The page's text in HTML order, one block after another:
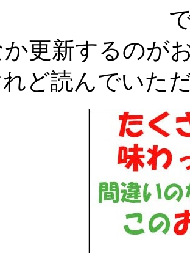
更新するのが
ど読んでいた